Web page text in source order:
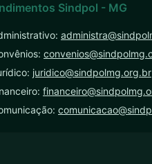
Sindpol - MG
juridico@sindpolmg.org.br